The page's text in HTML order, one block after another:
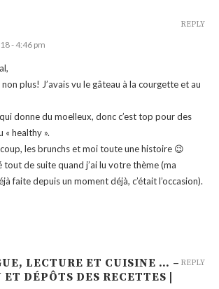
- 4:46 pm
plus! J’avais vu le gâteau à la courgette et au
qui donne du moelleux, donc c’est top pour des
« healthy ».
les brunchs et moi toute une histoire 😉
tout de suite quand j’ai lu votre thème (ma
faite depuis un moment déjà, c’était l’occasion).
REPLY
LECTURE ET CUISINE … –
DÉPÔTS DES RECETTES |
REPLY